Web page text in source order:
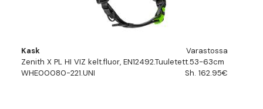
Kask
Varastossa
Zenith X PL HI VIZ kelt.fluor, EN12492.Tuuletett.53-63cm
WHE00080-221.UNI
Sh. 162.95€